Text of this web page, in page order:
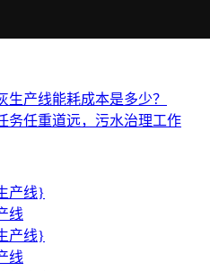
生产线能耗成本是多少？
务任重道远，污水治理工作
线
线